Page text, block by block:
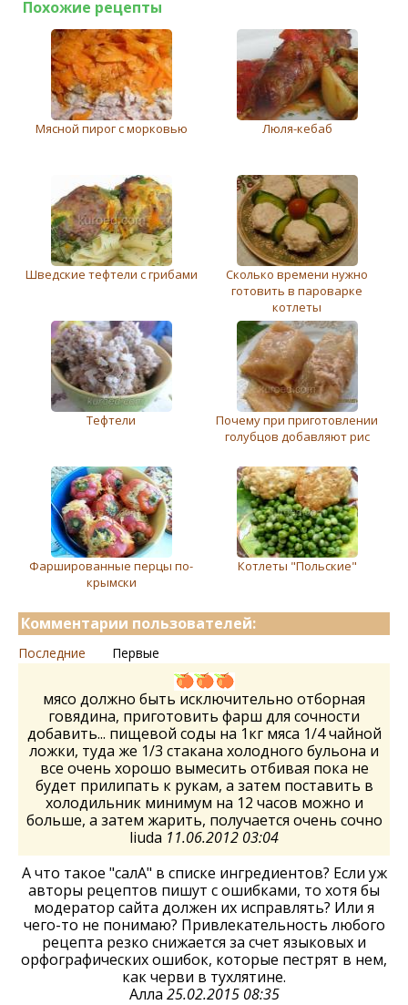
Похожие рецепты
Мясной пирог с морковью Люля-кебаб
Шведские тефтели с грибами
Сколько времени нужно
готовить в пароварке
котлеты
Тефтели
Почему при приготовлении
голубцов добавляют рис
Фаршированные перцы по-
крымски
Котлеты "Польские"
Комментарии пользователей:
Последние Первые
мясо должно быть исключительно отборная
говядина, приготовить фарш для сочности
добавить... пищевой соды на 1кг мяса 1/4 чайной
ложки, туда же 1/3 стакана холодного бульона и
все очень хорошо вымесить отбивая пока не
будет прилипать к рукам, а затем поставить в
холодильник минимум на 12 часов можно и
больше, а затем жарить, получается очень сочно
liuda 11.06.2012 03:04
А что такое "салА" в списке ингредиентов? Если уж
авторы рецептов пишут с ошибками, то хотя бы
модератор сайта должен их исправлять? Или я
чего-то не понимаю? Привлекательность любого
рецепта резко снижается за счет языковых и
орфографических ошибок, которые пестрят в нем,
как черви в тухлятине.
Алла 25.02.2015 08:35